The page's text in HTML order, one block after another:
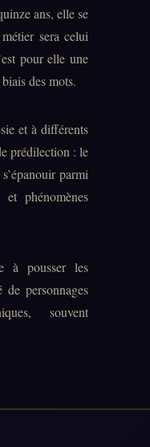
ans, elle se
sera celui
pour elle une
des mots.
et à différents
prédilection : le
parmi
phénomènes
à pousser les
personnages
souvent